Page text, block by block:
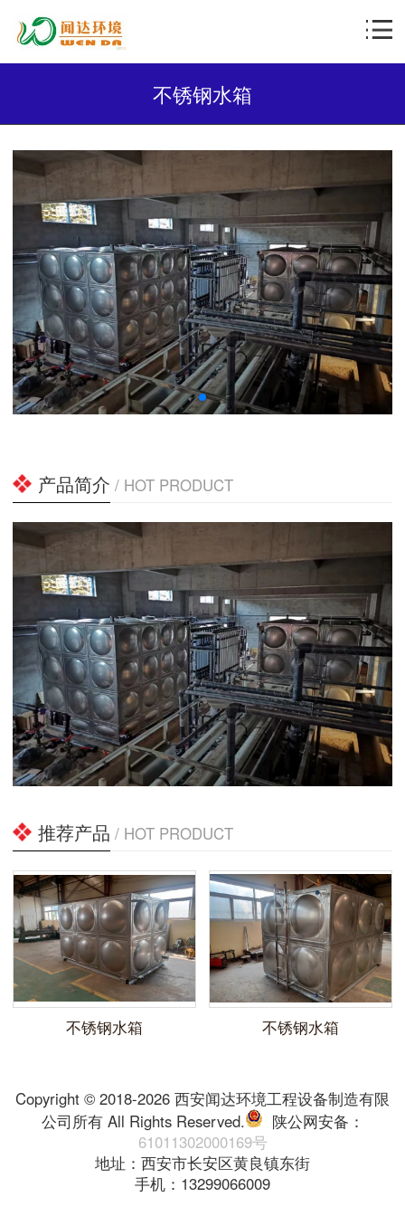
不锈钢水箱
产品简介 / HOT PRODUCT
推荐产品 / HOT PRODUCT
不锈钢水箱 不锈钢水箱
Copyright © 2018-2026 西安闻达环境工程设备制造有限
公司所有 All Rights Reserved.
陕公网安备：
61011302000169号
地址：西安市长安区黄良镇东街
手机：13299066009